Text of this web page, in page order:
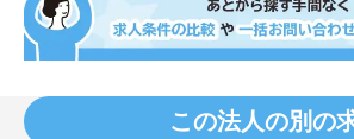
この法人の別の